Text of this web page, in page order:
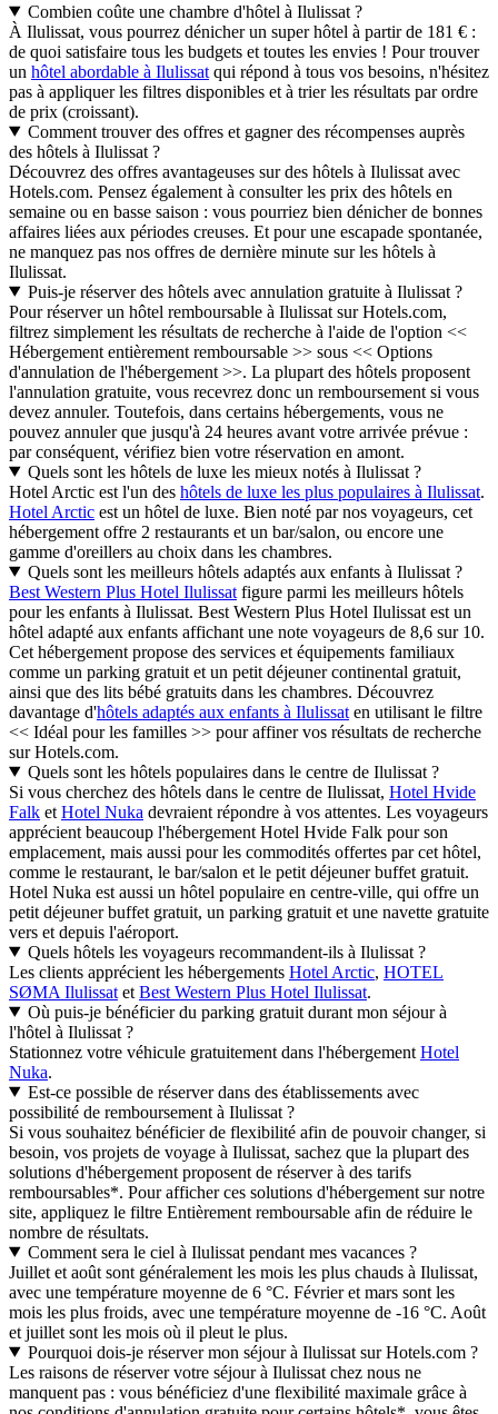
Combien coûte une chambre d'hôtel à Ilulissat ?
À Ilulissat, vous pourrez dénicher un super hôtel à partir de 181 € :
de quoi satisfaire tous les budgets et toutes les envies ! Pour trouver
un hôtel abordable à Ilulissat qui répond à tous vos besoins, n'hésitez
pas à appliquer les filtres disponibles et à trier les résultats par ordre
de prix (croissant).
Comment trouver des offres et gagner des récompenses auprès
des hôtels à Ilulissat ?
Découvrez des offres avantageuses sur des hôtels à Ilulissat avec
Hotels.com. Pensez également à consulter les prix des hôtels en
semaine ou en basse saison : vous pourriez bien dénicher de bonnes
affaires liées aux périodes creuses. Et pour une escapade spontanée,
ne manquez pas nos offres de dernière minute sur les hôtels à
Ilulissat.
Puis-je réserver des hôtels avec annulation gratuite à Ilulissat ?
Pour réserver un hôtel remboursable à Ilulissat sur Hotels.com,
filtrez simplement les résultats de recherche à l'aide de l'option <<
Hébergement entièrement remboursable >> sous << Options
d'annulation de l'hébergement >>. La plupart des hôtels proposent
l'annulation gratuite, vous recevrez donc un remboursement si vous
devez annuler. Toutefois, dans certains hébergements, vous ne
pouvez annuler que jusqu'à 24 heures avant votre arrivée prévue :
par conséquent, vérifiez bien votre réservation en amont.
Quels sont les hôtels de luxe les mieux notés à Ilulissat ?
Hotel Arctic est l'un des hôtels de luxe les plus populaires à Ilulissat.
Hotel Arctic est un hôtel de luxe. Bien noté par nos voyageurs, cet
hébergement offre 2 restaurants et un bar/salon, ou encore une
gamme d'oreillers au choix dans les chambres.
Quels sont les meilleurs hôtels adaptés aux enfants à Ilulissat ?
Best Western Plus Hotel Ilulissat figure parmi les meilleurs hôtels
pour les enfants à Ilulissat. Best Western Plus Hotel Ilulissat est un
hôtel adapté aux enfants affichant une note voyageurs de 8,6 sur 10.
Cet hébergement propose des services et équipements familiaux
comme un parking gratuit et un petit déjeuner continental gratuit,
ainsi que des lits bébé gratuits dans les chambres. Découvrez
davantage d'hôtels adaptés aux enfants à Ilulissat en utilisant le filtre
<< Idéal pour les familles >> pour affiner vos résultats de recherche
sur Hotels.com.
Quels sont les hôtels populaires dans le centre de Ilulissat ?
Si vous cherchez des hôtels dans le centre de Ilulissat, Hotel Hvide
Falk et Hotel Nuka devraient répondre à vos attentes. Les voyageurs
apprécient beaucoup l'hébergement Hotel Hvide Falk pour son
emplacement, mais aussi pour les commodités offertes par cet hôtel,
comme le restaurant, le bar/salon et le petit déjeuner buffet gratuit.
Hotel Nuka est aussi un hôtel populaire en centre-ville, qui offre un
petit déjeuner buffet gratuit, un parking gratuit et une navette gratuite
vers et depuis l'aéroport.
Quels hôtels les voyageurs recommandent-ils à Ilulissat ?
Les clients apprécient les hébergements Hotel Arctic, HOTEL
SØMA Ilulissat et Best Western Plus Hotel Ilulissat.
Où puis-je bénéficier du parking gratuit durant mon séjour à
l'hôtel à Ilulissat ?
Stationnez votre véhicule gratuitement dans l'hébergement Hotel
Nuka.
Est-ce possible de réserver dans des établissements avec
possibilité de remboursement à Ilulissat ?
Si vous souhaitez bénéficier de flexibilité afin de pouvoir changer, si
besoin, vos projets de voyage à Ilulissat, sachez que la plupart des
solutions d'hébergement proposent de réserver à des tarifs
remboursables*. Pour afficher ces solutions d'hébergement sur notre
site, appliquez le filtre Entièrement remboursable afin de réduire le
nombre de résultats.
Comment sera le ciel à Ilulissat pendant mes vacances ?
Juillet et août sont généralement les mois les plus chauds à Ilulissat,
avec une température moyenne de 6 °C. Février et mars sont les
mois les plus froids, avec une température moyenne de -16 °C. Août
et juillet sont les mois où il pleut le plus.
Pourquoi dois-je réserver mon séjour à Ilulissat sur Hotels.com ?
Les raisons de réserver votre séjour à Ilulissat chez nous ne
manquent pas : vous bénéficiez d'une flexibilité maximale grâce à